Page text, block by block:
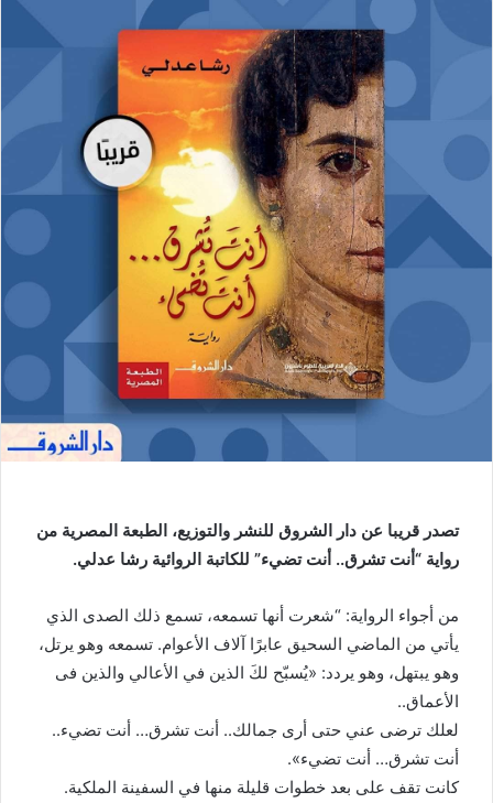
تصدر قريبا عن دار الشروق للنشر والتوزيع، الطبعة المصرية من
رواية “أنت تشرق.. أنت تضيء” للكاتبة الروائية رشا عدلي.
من أجواء الرواية: “شعرت أنها تسمعه، تسمع ذلك الصدى الذي
يأتي من الماضي السحيق عابرًا آلاف الأعوام. تسمعه وهو يرتل،
وهو يبتهل، وهو يردد: «يُسبّح لكَ الذين في الأعالي والذين فى
الأعماق..
لعلك ترضى عني حتى أرى جمالك.. أنت تشرق… أنت تضيء..
أنت تشرق… أنت تضيء».
كانت تقف على بعد خطوات قليلة منها في السفينة الملكية.